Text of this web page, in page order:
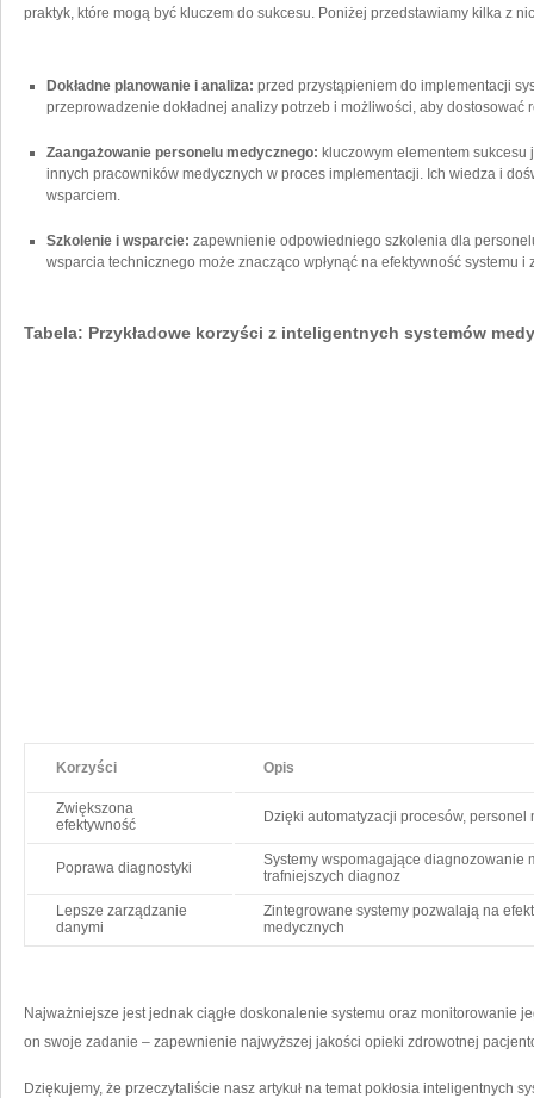
praktyk, które mogą być kluczem ‌do sukcesu. ⁣Poniżej‌ przedstawiamy kilka z
Dokładne ‍planowanie ‍i ⁣analiza: przed przystąpieniem ‍do implementacji
przeprowadzenie dokładnej analizy potrzeb i możliwości, aby
Zaangażowanie ⁢personelu medycznego: kluczowym elementem
⁢innych pracowników ‍medycznych ​w proces implementacji. Ich⁢ wiedza i
wsparciem.
Szkolenie ‌i wsparcie: zapewnienie odpowiedniego szkolenia dla
wsparcia ‍technicznego może​ znacząco wpłynąć na efektywność‍ systemu
Tabela: Przykładowe ⁣korzyści z inteligentnych systemów
Korzyści Opis
Zwiększona​
efektywność
Dzięki automatyzacji procesów,
Poprawa‍ diagnostyki
Systemy wspomagające diagnozowanie‍
trafniejszych diagnoz
Lepsze zarządzanie
danymi
Zintegrowane ‌systemy pozwalają na
medycznych
Najważniejsze jest jednak ciągłe doskonalenie systemu oraz monitorowanie
on swoje zadanie – zapewnienie ⁣najwyższej jakości opieki zdrowotnej
Dziękujemy, że przeczytaliście nasz artykuł na temat pokłosia inteligentnych